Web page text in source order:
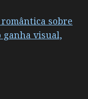
sobre
visual,